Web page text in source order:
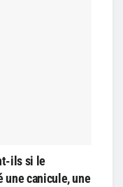
ils si le
une canicule, une